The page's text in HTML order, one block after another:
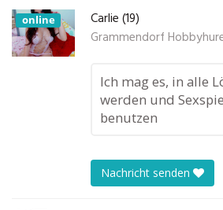
online
Carlie (19)
Grammendorf
Ich mag es, in alle
werden und
benutzen
Nachricht senden